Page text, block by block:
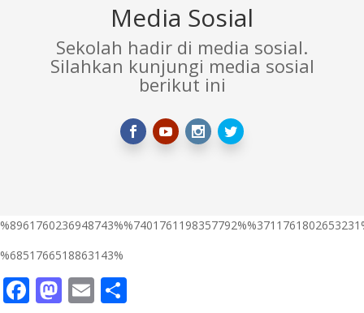
Media Sosial
Sekolah hadir di media sosial.
Silahkan kunjungi media sosial
berikut ini
%6851766518863143%
Facebook
Mastodon
Email